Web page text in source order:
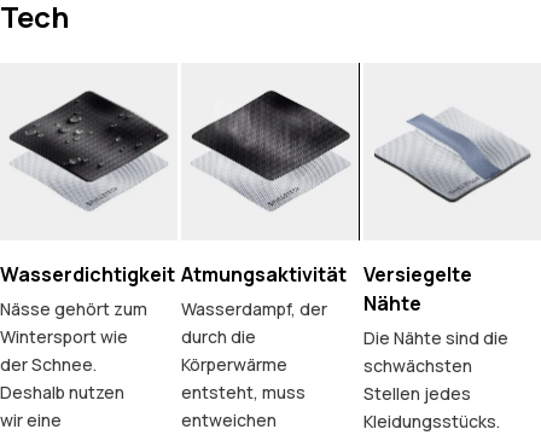
Tech
Wasserdichtigkeit
Nässe gehört zum
Wintersport wie
der Schnee.
Deshalb nutzen
wir eine
Atmungsaktivität
Wasserdampf, der
durch die
Körperwärme
entsteht, muss
entweichen
Versiegelte
Nähte
Die Nähte sind die
schwächsten
Stellen jedes
Kleidungsstücks.